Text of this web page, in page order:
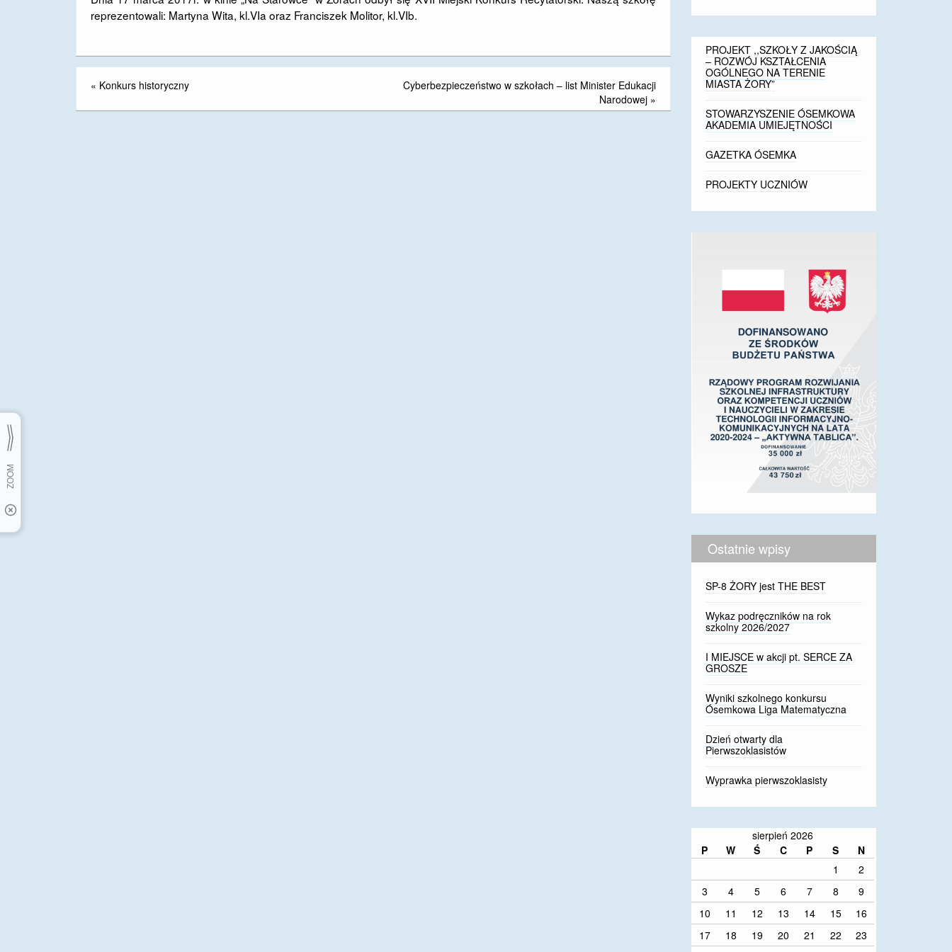
reprezentowali: Martyna Wita, kl.VIa oraz Franciszek Molitor, kl.VIb.
« Konkurs historyczny
Cyberbezpieczeństwo w szkołach – list Minister Edukacji
Narodowej »
PROJEKT ,,SZKOŁY Z JAKOŚCIĄ
– ROZWÓJ KSZTAŁCENIA
OGÓLNEGO NA TERENIE
MIASTA ŻORY”
STOWARZYSZENIE ÓSEMKOWA
AKADEMIA UMIEJĘTNOŚCI
GAZETKA ÓSEMKA
PROJEKTY UCZNIÓW
Ostatnie wpisy
SP-8 ŻORY jest THE BEST
Wykaz podręczników na rok
szkolny 2026/2027
I MIEJSCE w akcji pt. SERCE ZA
GROSZE
Wyniki szkolnego konkursu
Ósemkowa Liga Matematyczna
Dzień otwarty dla
Pierwszoklasistów
Wyprawka pierwszoklasisty
sierpień 2026
P
W Ś C P S
N
1
2
3
4 5 6 7 8
9
10
11 12 13 14 15
16
17
18 19 20 21 22
23